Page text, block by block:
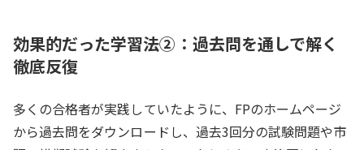
効果的だった学習法②：過去問を通しで解く
徹底反復
多くの合格者が実践していたように、FPのホームページ
から過去問をダウンロードし、過去3回分の試験問題や市